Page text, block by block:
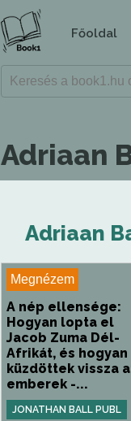
Főoldal
Adriaan
Adriaan
Megnézem
A nép ellensége:
Hogyan lopta el
Jacob Zuma Dél-
Afrikát, és hogyan
küzdöttek vissza
emberek -...
JONATHAN BALL PUBL